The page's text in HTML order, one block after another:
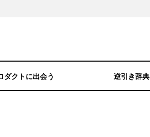
ダクトに出会う 逆引き辞典